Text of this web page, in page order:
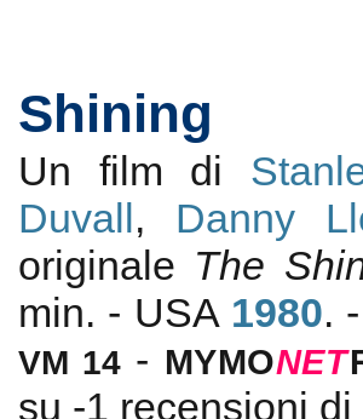
Shining
Un film di
Duvall, Danny
originale The
min. - USA 1980.
VM 14- MYMONET
su -1 recensioni